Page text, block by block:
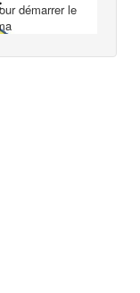
démarrer le